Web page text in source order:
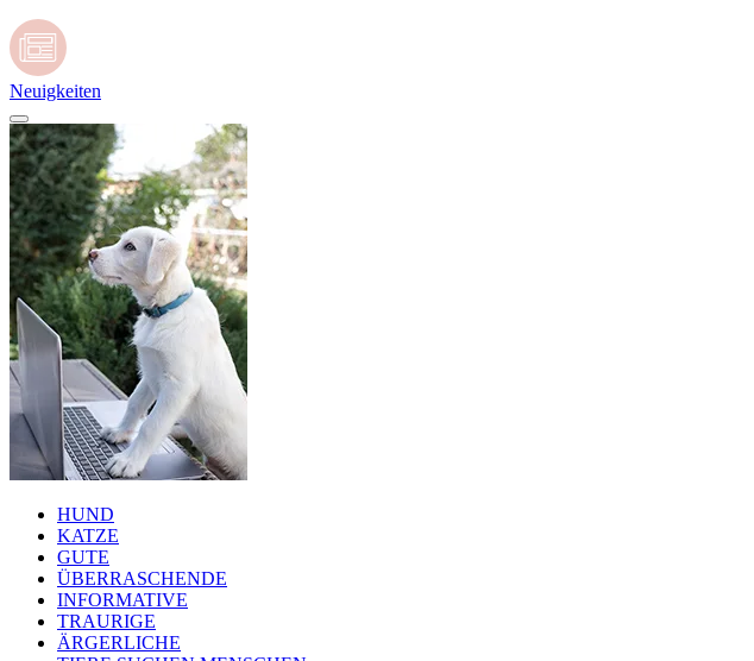
Neuigkeiten
HUND
KATZE
GUTE
ÜBERRASCHENDE
INFORMATIVE
TRAURIGE
ÄRGERLICHE